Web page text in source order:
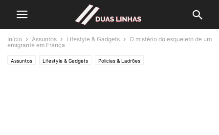
Início Assuntos Lifestyle & Gadgets
O mistério do esqueleto de um
emigrante em França
Assuntos Lifestyle & Gadgets Polícias & Ladrões